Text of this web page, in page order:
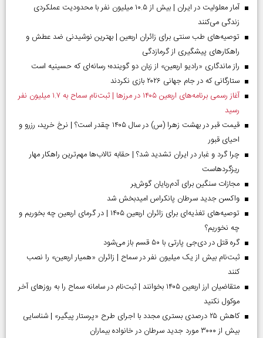
آمار معلولیت در ایران | بیش از ۱۰.۵ میلیون نفر با محدودیت عملکردی
زندگی می‌کنند
توصیه‌های طب سنتی برای زائران اربعین | بهترین نوشیدنی ضد عطش و
راهکارهای پیشگیری از گرمازدگی
راز ماندگاری «رادیو اربعین» از زبان دو گوینده؛ رسانه‌ای که حسینیه است
ستارگانی که در جام جهانی ۲۰۲۶ بازی نکردند
آغاز رسمی برنامه‌های اربعین ۱۴۰۵ در مرز‌ها | ثبت‌نام سماح به ۱.۷ میلیون نفر
رسید
قیمت قبر در بهشت زهرا (س) در سال ۱۴۰۵ چقدر است؟ | نرخ خرید، رزرو و
احیای قبور
چرا گرد و غبار در ایران تشدید شد؟ | حقابه تالاب‌ها مهم‌ترین راهکار مهار
ریزگردهاست
مجازات سنگین برای آدم‌ربایان گوش‌بر
واکسن جدید سرطان پانکراس امیدبخش شد
توصیه‌های تغذیه‌ای برای زائران اربعین ۱۴۰۵ | در گرمای اربعین چه بخوریم و
چه نخوریم؟
گره قتل در دی‌جی پارتی با ۵۰ قسم باز می‌شود
ثبت‌نام بیش از یک میلیون نفر در سماح | زائران «همیار اربعین» را نصب
کنند
متقاضیان ارز اربعین ۱۴۰۵ بخوانند | ثبت‌نام در سامانه سماح را به روز‌های آخر
موکول نکنید
کاهش ۲۵ درصدی بستری مجدد با اجرای طرح «پرستار پیگیر» | شناسایی
بیش از ۳۰۰۰ مورد جدید سرطان در خانواده بیماران